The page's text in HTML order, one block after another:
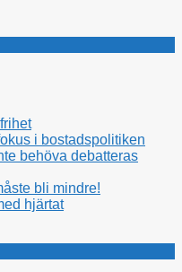
i bostadspolitiken
behöva debatteras
bli mindre!
hjärtat